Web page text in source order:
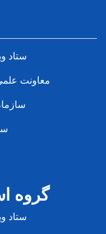
ستاد
معاونت
گروه
ستاد